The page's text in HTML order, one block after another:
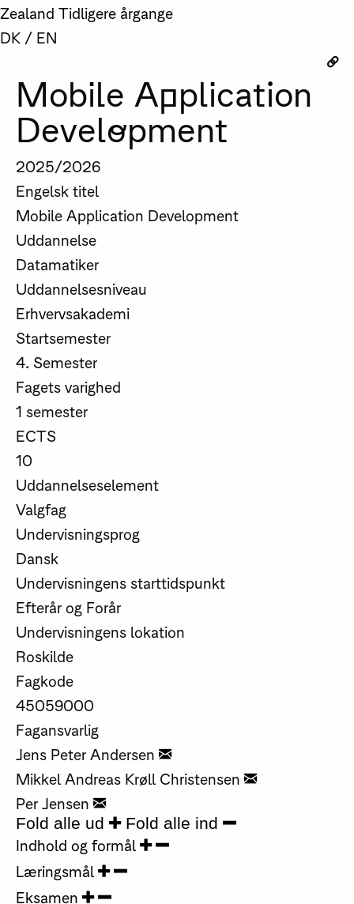
Zealand Tidligere årgange
DK / EN
Mobile Application
Development
2025/2026
Engelsk titel
Mobile Application Development
Uddannelse
Datamatiker
Uddannelsesniveau
Erhvervsakademi
Startsemester
4. Semester
Fagets varighed
1 semester
ECTS
10
Uddannelseselement
Valgfag
Undervisningsprog
Dansk
Undervisningens starttidspunkt
Efterår og Forår
Undervisningens lokation
Roskilde
Fagkode
45059000
Fagansvarlig
Jens Peter Andersen
Mikkel Andreas Krøll Christensen
Per Jensen
Fold alle ud Fold alle ind
Indhold og formål
Læringsmål
Eksamen